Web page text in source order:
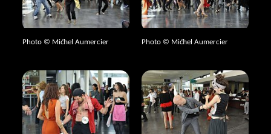
Photo © Michel Aumercier Photo © Michel Aumercier